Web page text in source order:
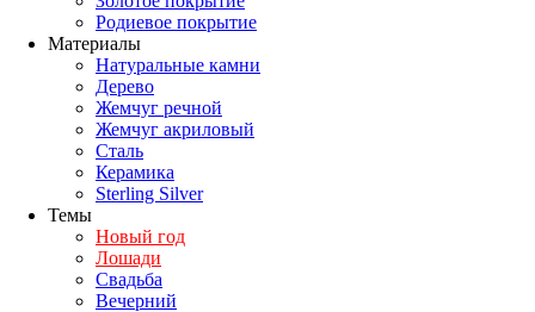
Родиевое покрытие
Материалы
Натуральные камни
Дерево
Жемчуг речной
Жемчуг акриловый
Сталь
Керамика
Sterling Silver
Темы
Новый год
Лошади
Свадьба
Вечерний